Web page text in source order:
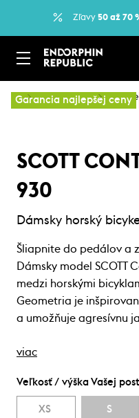
Zľavy 50 až 70
Garancia najlepšej ceny
… Horské bicykle
SCOTT
930
Dámsky horský
Šliapnite do pedálov a
Dámsky model SCOTT
medzi horskými
Geometria je
a umožňuje agresívnu
viac
Veľkosť / výška Vašej
XS S